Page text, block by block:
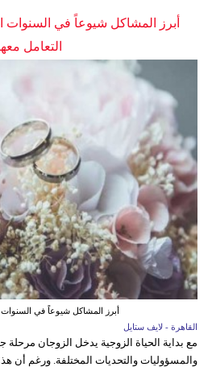
أبرز المشاكل شيوعاً في السنوات
التعامل
أبرز المشاكل شيوعاً في السنوات
القاهرة - لايف ستايل
مع بداية الحياة الزوجية يدخل الزوجان مرحلة
والمسؤوليات والتحديات المختلفة. ورغم أن